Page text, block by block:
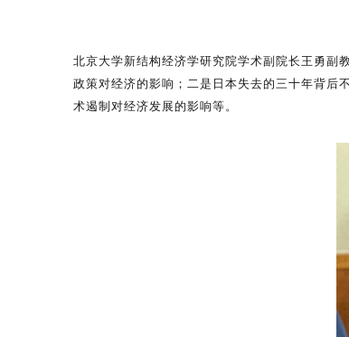
北京大学新结构经济学研究院学术副院长王勇副
政策对经济的影响；二是日本失去的三十年背后
术遏制对经济发展的影响等。